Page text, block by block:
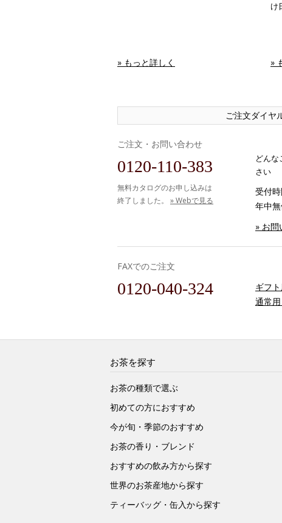
» もっと詳しく
け
»
ご注文ダイヤ
ご注文・お問い合わせ
0120-110-383
無料カタログのお申し込みは
終了しました。 » Webで見る
どん
さい
受付
年中
» お問
FAXでのご注文
0120-040-324 ギフ
通常用
お茶を探す
お茶の種類で選ぶ
初めての方におすすめ
今が旬・季節のおすすめ
お茶の香り・ブレンド
おすすめの飲み方から探す
世界のお茶産地から探す
ティーバッグ・缶入から探す